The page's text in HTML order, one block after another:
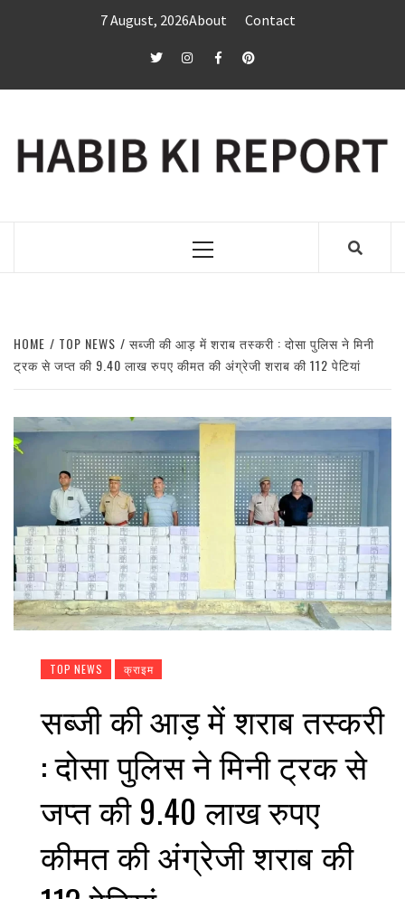
7 August, 2026About Contact
twitterInstagramFacebookPinterest
Primary
HOME TOP NEWS
सब्जी की आड़ में शराब तस्करी : दोसा पुलिस ने मिनी
ट्रक से जप्त की 9.40 लाख रुपए कीमत की अंग्रेजी शराब की 112 पेटियां
TOP NEWS क्राइम
सब्जी की आड़ में शराब तस्करी
: दोसा पुलिस ने मिनी ट्रक से
जप्त की 9.40 लाख रुपए
कीमत की अंग्रेजी शराब की